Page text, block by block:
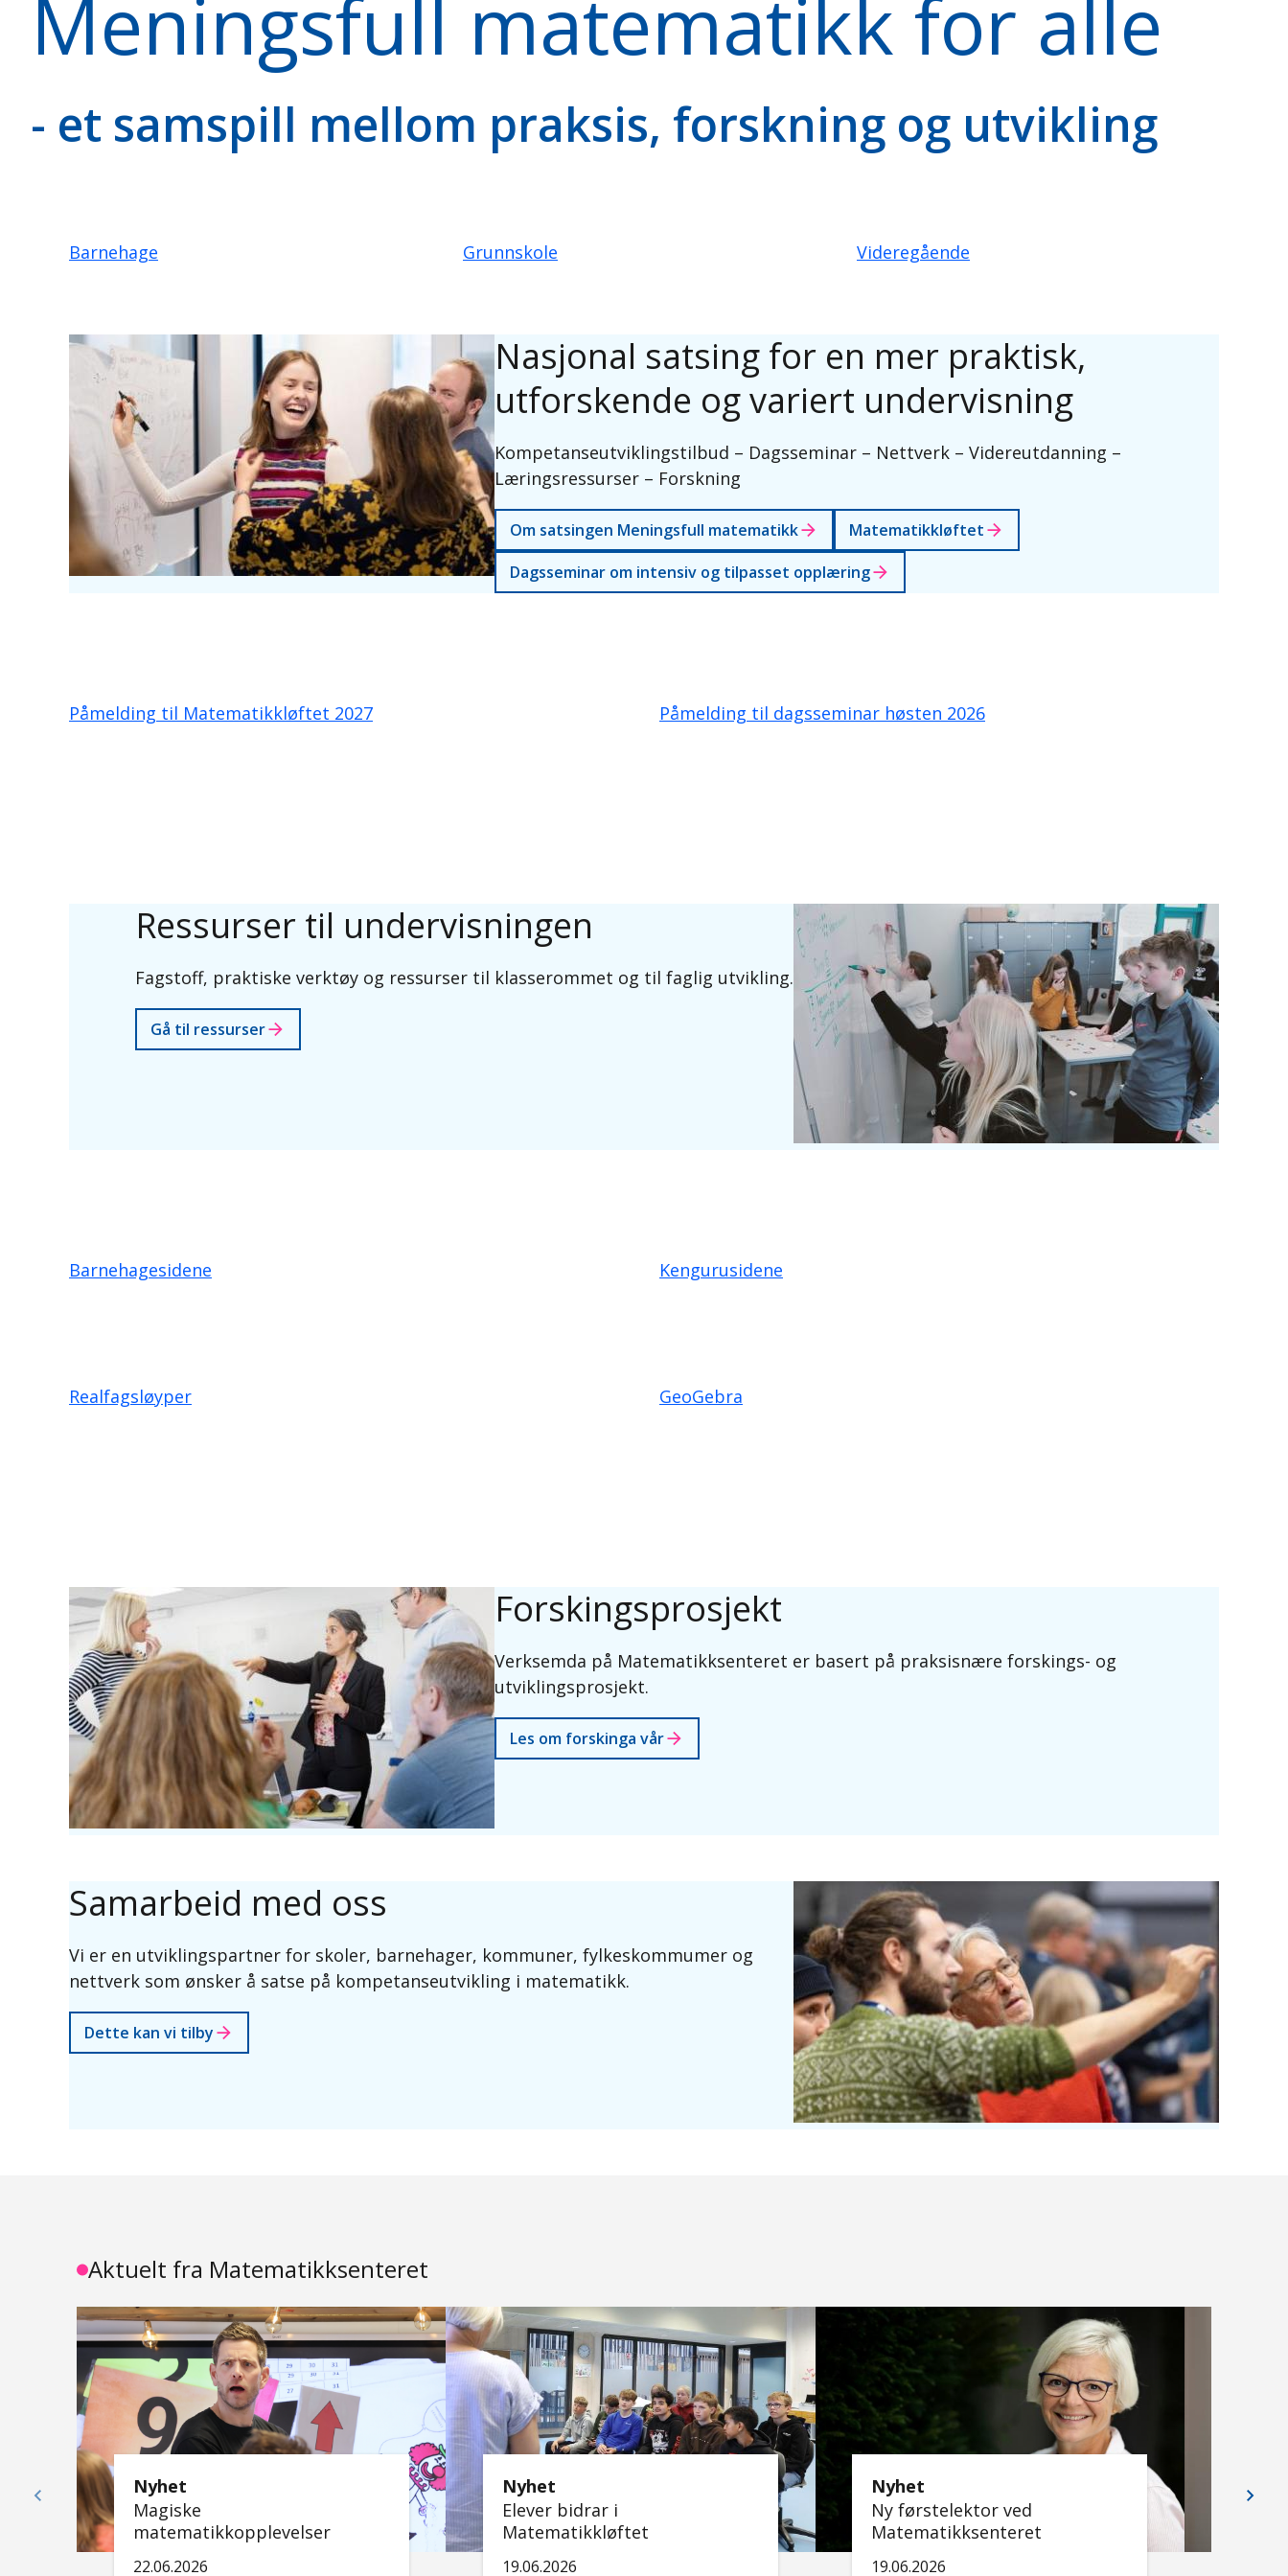
Meningsfull matematikk for alle
- et samspill mellom praksis, forskning og utvikling
Barnehage Grunnskole Videregående
Nasjonal satsing for en mer praktisk,
utforskende og variert undervisning
Kompetanseutviklingstilbud – Dagsseminar – Nettverk – Videreutdanning –
Læringsressurser – Forskning
Om satsingen Meningsfull matematikk
Matematikkløftet
Dagsseminar om intensiv og tilpasset opplæring
Påmelding til Matematikkløftet 2027 Påmelding til dagsseminar høsten 2026
Ressurser til undervisningen
Fagstoff, praktiske verktøy og ressurser til klasserommet og til faglig utvikling.
Gå til ressurser
Barnehagesidene Kengurusidene
Realfagsløyper GeoGebra
Forskingsprosjekt
Verksemda på Matematikksenteret er basert på praksisnære forskings- og
utviklingsprosjekt.
Les om forskinga vår
Samarbeid med oss
Vi er en utviklingspartner for skoler, barnehager, kommuner, fylkeskommumer og
nettverk som ønsker å satse på kompetanseutvikling i matematikk.
Dette kan vi tilby
Aktuelt fra Matematikksenteret
Nyhet
Magiske
matematikkopplevelser
22.06.2026
Nyhet
Elever bidrar i
Matematikkløftet
19.06.2026
Nyhet
Ny førstelektor ved
Matematikksenteret
19.06.2026